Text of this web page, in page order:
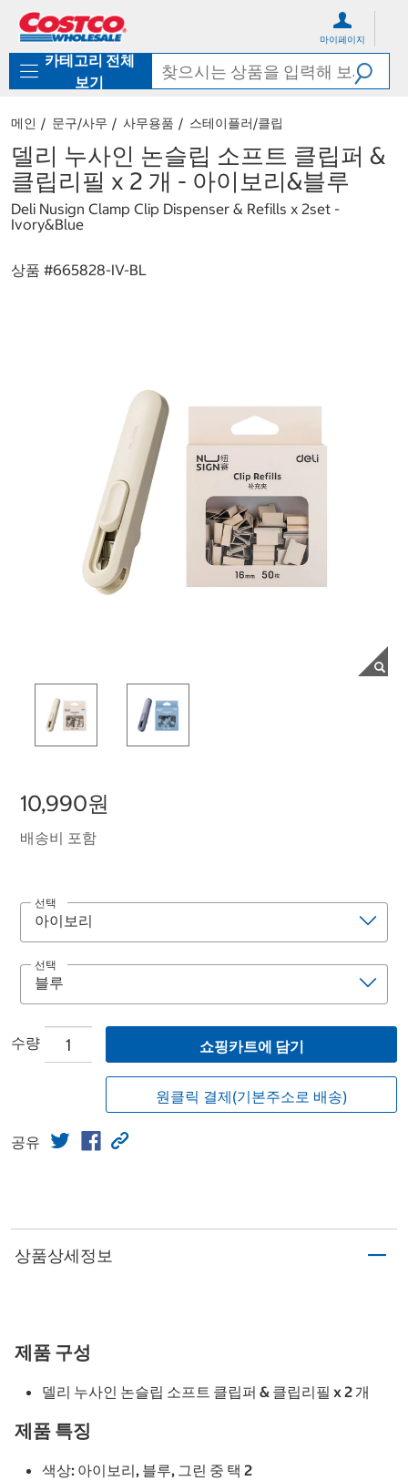
로
기
가
마이페이지
카테고리 전체
보기
메인 문구/사무 사무용품 스테이플러/클립
델리 누사인 논슬립 소프트 클립퍼 &
클립리필 x 2 개 - 아이보리&블루
Deli Nusign Clamp Clip Dispenser & Refills x 2set -
Ivory&Blue
상품 #665828-IV-BL
10,990원
배송비 포함
선택
선택
수량 쇼핑카트에 담기
원클릭 결제(기본주소로 배송)
공유
상품상세정보
제품 구성
델리 누사인 논슬립 소프트 클립퍼 & 클립리필 x 2 개
제품 특징
색상: 아이보리, 블루, 그린 중 택 2